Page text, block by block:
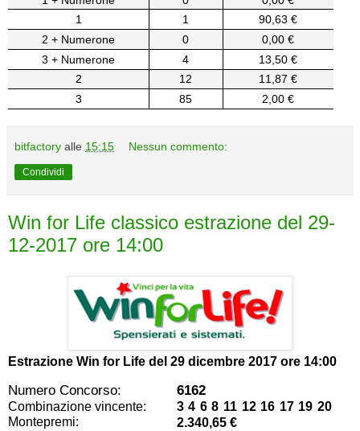
1
1
90,63 €
2 + Numerone
0
0,00 €
3 + Numerone
4
13,50 €
2
12
11,87 €
3
85 2,00 €
bitfactory alle 15:15 Nessun commento:
Condividi
Win for Life classico estrazione del 29-
12-2017 ore 14:00
Estrazione Win for Life del 29 dicembre 2017 ore 14:00
Numero Concorso: 6162
Combinazione vincente:
3 4 6 8 11 12 16 17 19 20
Montepremi:
2.340,65 €